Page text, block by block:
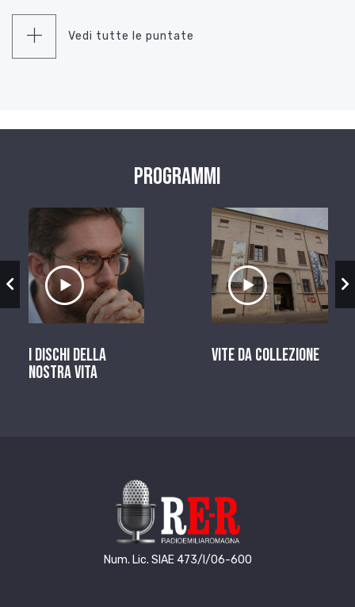
Vedi tutte le puntate
Programmi
Ascolta il servizio
I dischi della
nostra vita
Ascolta il
Vite da Collezione
Num. Lic. SIAE 473/I/06-600